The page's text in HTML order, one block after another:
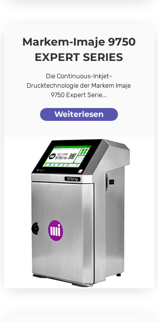
Markem-Imaje 9750
EXPERT SERIES
Die Continuous-Inkjet-
Drucktechnologie der Markem Imaje
9750 Expert Serie...
Weiterlesen